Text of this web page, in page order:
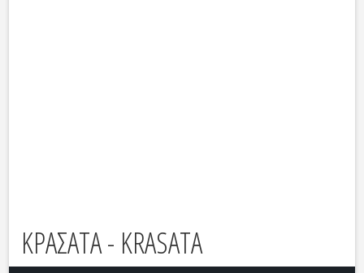
ΚΡΑΣΑΤΑ - KRASATA